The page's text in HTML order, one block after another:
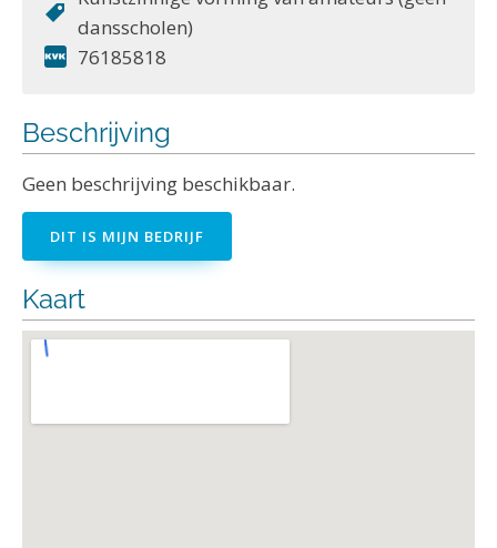
dansscholen)
76185818
Beschrijving
Geen beschrijving beschikbaar.
DIT IS MIJN BEDRIJF
Kaart